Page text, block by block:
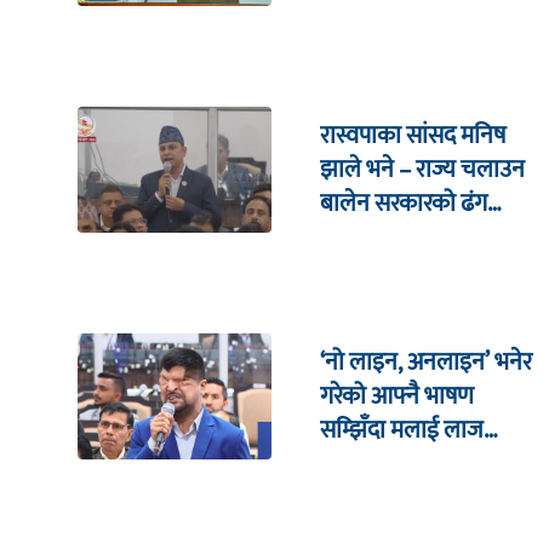
रास्वपाका सांसद मनिष
झाले भने – राज्य चलाउन
बालेन सरकारको ढंग
‘नो लाइन, अनलाइन’ भनेर
गरेको आफ्नै भाषण
सम्झिँदा मलाई लाज